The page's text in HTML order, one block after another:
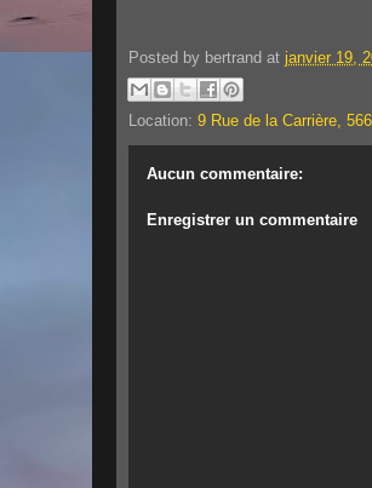
Posted by bertrand at janvier 19,
Location: 9 Rue de la Carrière,
Aucun commentaire:
Enregistrer un commentaire